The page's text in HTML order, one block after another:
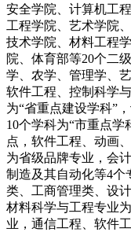
安全学院、计算机工
工程学院、艺术学院
技术学院、材料工程
院、体育部等20个二
学、农学、管理学、
软件工程、控制科学
为“省重点建设学科”
10个学科为“市重点
点，软件工程、动画
为省级品牌专业，会
制造及其自动化等4个
类、工商管理类、设
材料科学与工程专业
业，通信工程、软件